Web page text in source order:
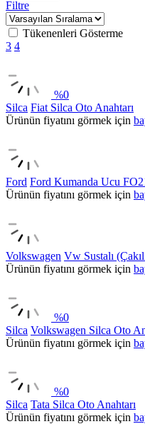
Filtre
Tükenenleri Gösterme
3 4
%0
Silca Fiat Silca Oto Anahtarı
Ürünün fiyatını görmek için
Ford Ford Kumanda Ucu
Ürünün fiyatını görmek için
Volkswagen Vw Sustalı
Ürünün fiyatını görmek için
%0
Silca Volkswagen Silca Oto
Ürünün fiyatını görmek için
%0
Silca Tata Silca Oto Anahtarı
Ürünün fiyatını görmek için